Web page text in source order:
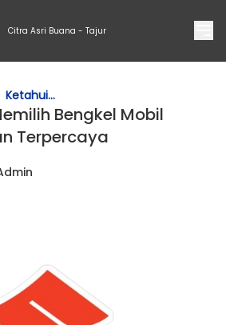
Citra Asri Buana - Tajur
Ketahui...
Bengkel Mobil
Terpercaya